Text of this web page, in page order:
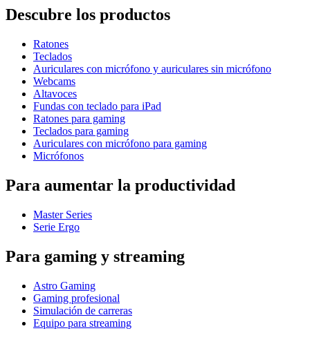
Descubre los productos
Ratones
Teclados
Auriculares con micrófono y auriculares sin micrófono
Webcams
Altavoces
Fundas con teclado para iPad
Ratones para gaming
Teclados para gaming
Auriculares con micrófono para gaming
Micrófonos
Para aumentar la productividad
Master Series
Serie Ergo
Para gaming y streaming
Astro Gaming
Gaming profesional
Simulación de carreras
Equipo para streaming